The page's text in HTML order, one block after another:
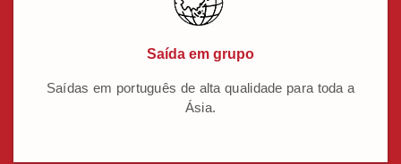
Saída em grupo
Saídas em português de alta qualidade para toda a
Ásia.